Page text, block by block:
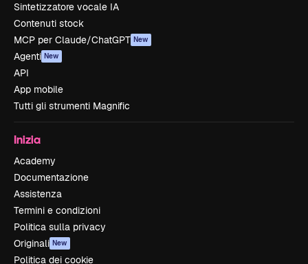
Sintetizzatore vocale IA
Contenuti stock
MCP per Claude/ChatGPT New
Agenti New
API
App mobile
Tutti gli strumenti Magnific
Inizia
Academy
Documentazione
Assistenza
Termini e condizioni
Politica sulla privacy
Originali New
Politica dei cookie